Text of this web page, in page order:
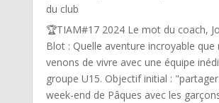
du club
🏆TIAM#17 2024 Le mot du coach,
Blot : Quelle aventure incroyable que
venons de vivre avec une équipe
groupe U15. Objectif initial :
week-end de Pâques avec les